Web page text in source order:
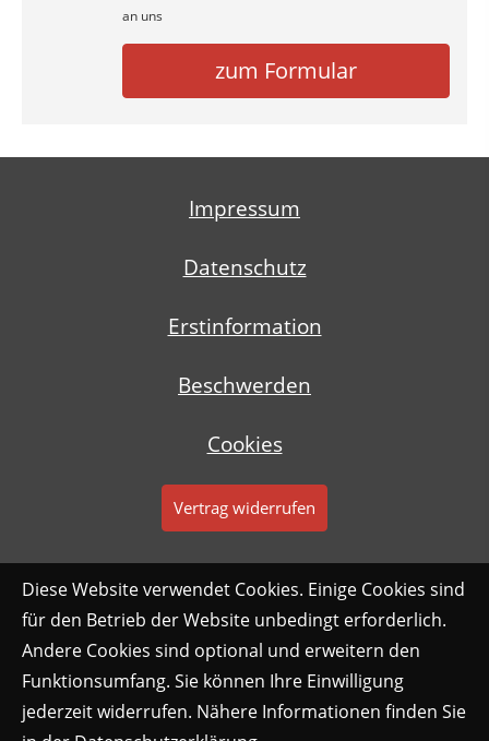
an uns
zum Formular
Impressum
Datenschutz
Erstinformation
Beschwerden
Cookies
Vertrag widerrufen
Diese Website verwendet Cookies. Einige Cookies sind
für den Betrieb der Website unbedingt erforderlich.
Andere Cookies sind optional und erweitern den
Funktionsumfang. Sie können Ihre Einwilligung
jederzeit widerrufen. Nähere Informationen finden Sie